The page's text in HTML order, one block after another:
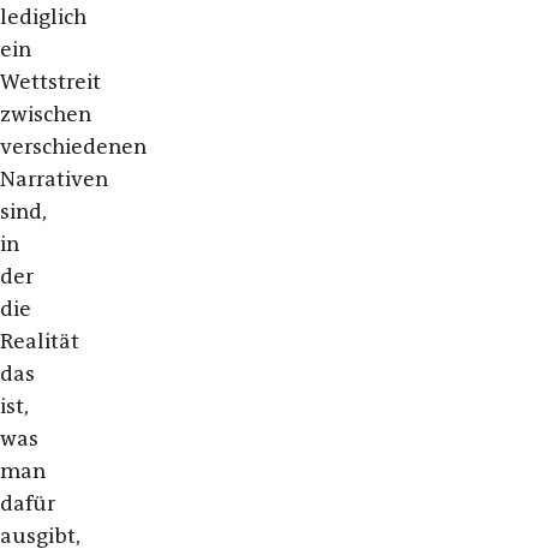
lediglich
ein
Wettstreit
zwischen
verschiedenen
Narrativen
sind,
in
der
die
Realität
das
ist,
was
man
dafür
ausgibt,